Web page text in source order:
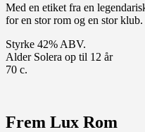
Med en etiket fra en
for en stor rom og en stor klub.
Styrke 42% ABV.
Alder Solera op til 12 år
70 c.
Frem Lux Rom